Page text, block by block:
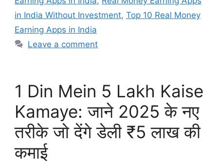
o
o
k
p
p
m
in India Without Investment, Top 10 Real Money
Earning Apps in India
Leave a comment
1 Din Mein 5 Lakh Kaise
Kamaye: जाने 2025 के नए
तरीके जो देंगे डेली ₹5 लाख की
कमाई